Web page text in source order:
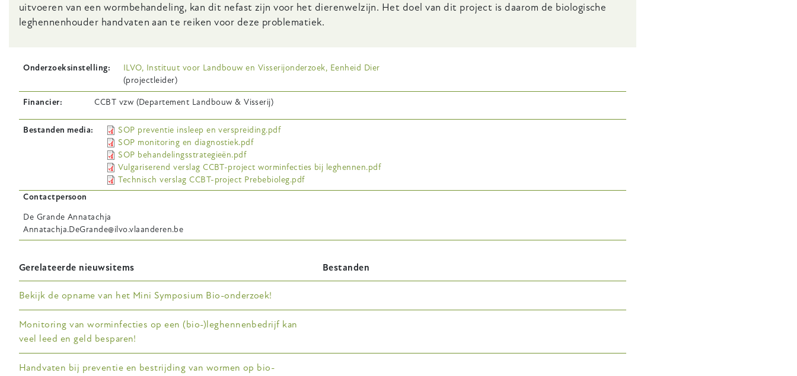
uitvoeren van een wormbehandeling, kan dit nefast zijn voor het dierenwelzijn. Het doel van dit project is daarom de biologische
leghennenhouder handvaten aan te reiken voor deze problematiek.
Onderzoeksinstelling
ILVO, Instituut voor Landbouw en Visserijonderzoek, Eenheid Dier
(projectleider)
Financier CCBT vzw (Departement Landbouw & Visserij)
Bestanden media
SOP preventie insleep en verspreiding.pdf
SOP monitoring en diagnostiek.pdf
SOP behandelingsstrategieën.pdf
Vulgariserend verslag CCBT-project worminfecties bij leghennen.pdf
Technisch verslag CCBT-project Prebebioleg.pdf
Contactpersoon
De Grande Annatachja
Annatachja.DeGrande@ilvo.vlaanderen.be
Gerelateerde nieuwsitems Bestanden
Bekijk de opname van het Mini Symposium Bio-onderzoek!
Monitoring van worminfecties op een (bio-)leghennenbedrijf kan
veel leed en geld besparen!
Handvaten bij preventie en bestrijding van wormen op bio-